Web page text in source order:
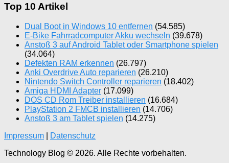
Top 10 Artikel
Dual Boot in Windows 10 entfernen (54.585)
E-Bike Fahrradcomputer Akku wechseln (39.678)
Anstoß 3 auf Android Tablet oder Smartphone spielen
(34.064)
Defekten RAM erkennen (26.797)
Anki Overdrive Auto reparieren (26.210)
Nintendo Switch Controller reparieren (18.402)
Amiga HDMI Adapter (17.099)
DOS CD Rom Treiber installieren (16.684)
PlayStation 2 FMCB installieren (14.706)
Anstoß 3 am Tablet spielen (14.275)
Impressum
Datenschutz
Technology Blog © 2026. Alle Rechte vorbehalten.